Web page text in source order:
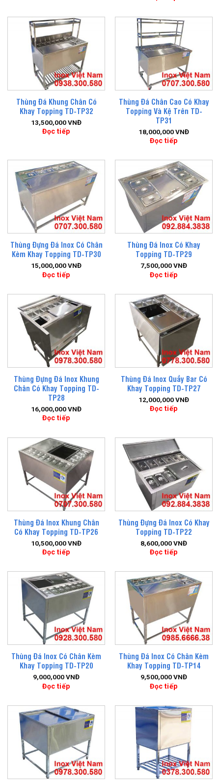
Thùng Đá Khung Chân Có
Khay Topping TD-TP32
13,500,000VNĐ
Đọc tiếp
Thùng Đá Chân Cao Có Khay
Topping Và Kệ Trên TD-
TP31
18,000,000VNĐ
Đọc tiếp
Thùng Đựng Đá Inox Có Chân
Kèm Khay Topping TD-TP30
15,000,000VNĐ
Đọc tiếp
Thùng Đá Inox Có Khay
Topping TD-TP29
7,500,000VNĐ
Đọc tiếp
Thùng Đựng Đá Inox Khung
Chân Có Khay Topping TD-
TP28
16,000,000VNĐ
Đọc tiếp
Thùng Đá Inox Quầy Bar Có
Khay Topping TD-TP27
12,000,000VNĐ
Đọc tiếp
Thùng Đá Inox Khung Chân
Có Khay Topping TD-TP26
10,500,000VNĐ
Đọc tiếp
Thùng Đựng Đá Inox Có Khay
Topping TD-TP22
8,600,000VNĐ
Đọc tiếp
Thùng Đá Inox Có Chân Kèm
Khay Topping TD-TP20
9,000,000VNĐ
Đọc tiếp
Thùng Đá Inox Có Chân Kèm
Khay Topping TD-TP14
9,500,000VNĐ
Đọc tiếp